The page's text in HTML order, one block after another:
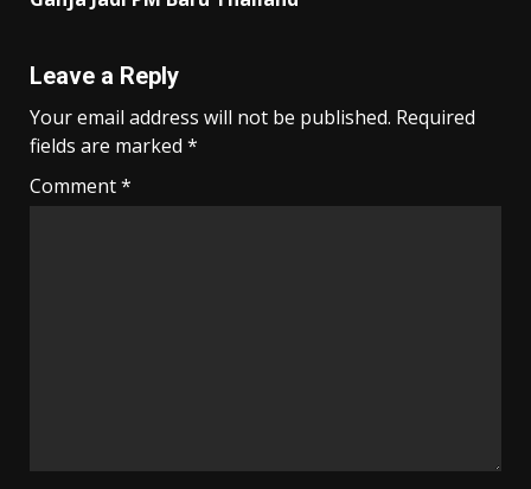
Leave a Reply
Your email address will not be published. Required
fields are marked *
Comment*